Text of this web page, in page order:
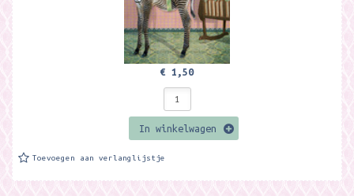
€ 1,50
In winkelwagen
Toevoegen aan verlanglijstje